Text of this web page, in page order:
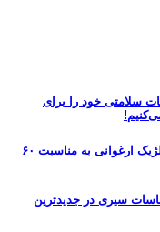
سلامتی خود را برای
رونمایی از دوج چارجر ۲۰۲۷ با رنگ نوستالژیک ارغوانی به مناسبت ۶۰
سیری در جدیدترین